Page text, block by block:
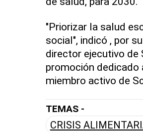
"Priorizar la salud
social", indicó , por
director ejecutivo de
promoción
miembro activo de
TEMAS -
CRISIS